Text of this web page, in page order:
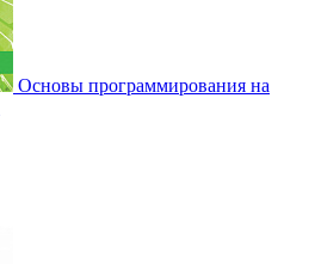
Основы программирования на